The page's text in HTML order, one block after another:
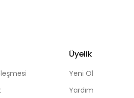
Üyelik
Yeni Ol
Yardım